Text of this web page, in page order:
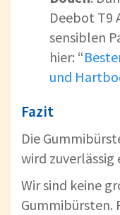
Deebot T9
sensiblen
hier: “
und
Fazit
Die
wird zuverlässig
Wir sind keine
Gummibürsten.